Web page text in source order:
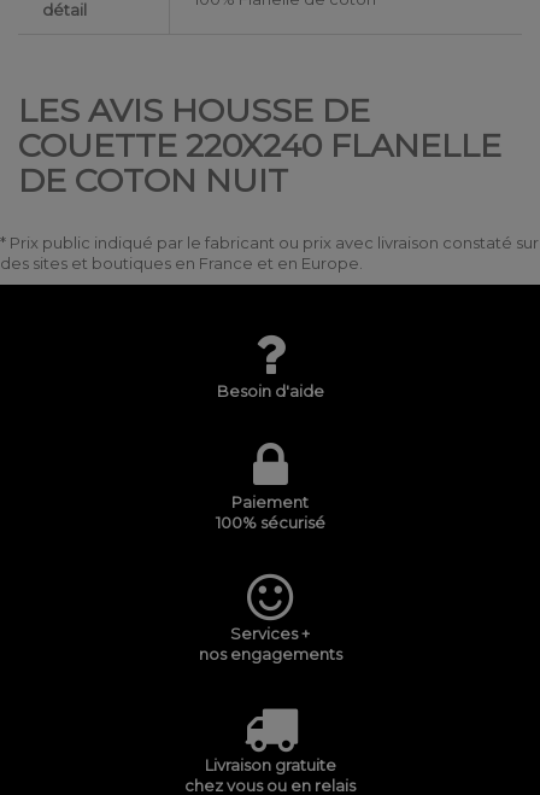
détail
LES AVIS HOUSSE DE
COUETTE 220X240 FLANELLE
DE COTON NUIT
* Prix public indiqué par le fabricant ou prix avec livraison constaté sur
des sites et boutiques en France et en Europe.
Besoin d'aide
Paiement
100% sécurisé
Services +
nos engagements
Livraison gratuite
chez vous ou en relais